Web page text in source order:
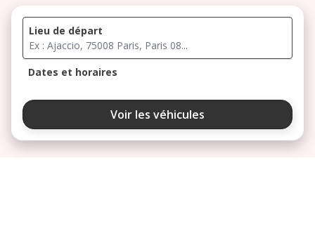
Lieu de départ
Dates et horaires
août 2026
ma me
Voir les véhicules